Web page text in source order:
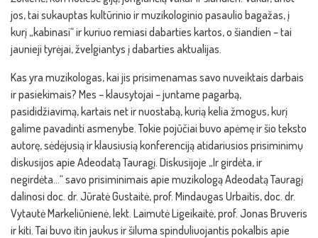
jos, tai sukauptas kultūrinio ir muzikologinio pasaulio bagažas, į
kurį „kabinasi“ ir kuriuo remiasi dabarties kartos, o šiandien – tai
jaunieji tyrėjai, žvelgiantys į dabarties aktualijas.
Kas yra muzikologas, kai jis prisimenamas savo nuveiktais darbais
ir pasiekimais? Mes – klausytojai – juntame pagarbą,
pasididžiavimą, kartais net ir nuostabą, kurią kelia žmogus, kurį
galime pavadinti asmenybe. Tokie pojūčiai buvo apėmę ir šio teksto
autorę, sėdėjusią ir klausiusią konferenciją atidariusios prisiminimų
diskusijos apie Adeodatą Tauragį. Diskusijoje „Ir girdėta, ir
negirdėta…“ savo prisiminimais apie muzikologą Adeodatą Tauragį
dalinosi doc. dr. Jūratė Gustaitė, prof. Mindaugas Urbaitis, doc. dr.
Vytautė Markeliūnienė, lekt. Laimutė Ligeikaitė, prof. Jonas Bruveris
ir kiti. Tai buvo itin jaukus ir šiluma spinduliuojantis pokalbis apie